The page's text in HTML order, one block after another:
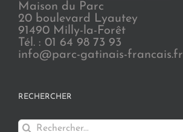
Maison du Parc
20 boulevard Lyautey
91490 Milly-la-Forêt
Tél. : 01 64 98 73 93
info@parc-gatinais-francais.fr
RECHERCHER
Rechercher: